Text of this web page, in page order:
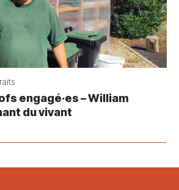
engagé·es – William
du vivant